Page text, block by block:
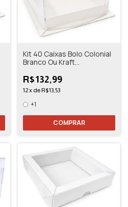
Kit 40 Caixas Bolo Colonial
Branco Ou Kraft
R$132,99
12x de R$13,53
+1
COMPRAR